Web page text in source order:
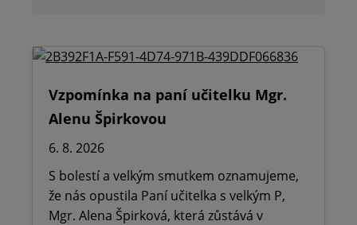
Vzpomínka na paní učitelku Mgr.
Alenu Špirkovou
6. 8. 2026
S bolestí a velkým smutkem oznamujeme,
že nás opustila Paní učitelka s velkým P,
Mgr. Alena Špirková, která zůstává v